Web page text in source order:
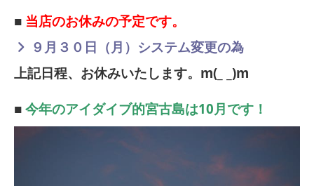
■ 当店のお休みの予定です。
９月３０日（月）システム変更の為
上記日程、お休みいたします。m(_ _)m
■ 今年のアイダイブ的宮古島は10月です！